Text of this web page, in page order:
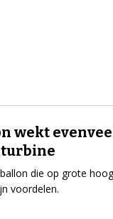
wekt
die op grote
voordelen.